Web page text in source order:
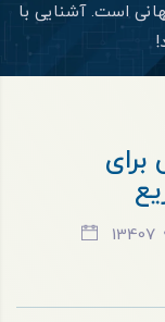
است. آشنایی با
13407